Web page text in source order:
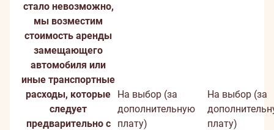
стало невозможно,
мы возместим
стоимость аренды
замещающего
автомобиля или
иные транспортные
расходы, которые
следует
предварительно с
На выбор (за
дополнительную
плату)
На выбор (за
плату)